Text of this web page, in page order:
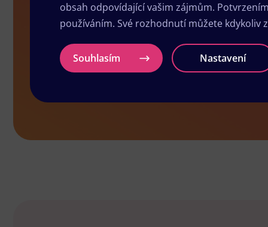
Grafika a
obsah odpovídající vašim zájmům.
používáním. Své rozhodnutí můžete kdykoliv
Souhlasím Nastavení